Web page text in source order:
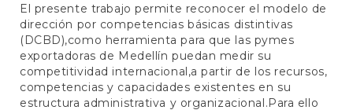
El presente trabajo permite reconocer el modelo de
dirección por competencias básicas distintivas
(DCBD),como herramienta para que las pymes
exportadoras de Medellín puedan medir su
competitividad internacional,a partir de los recursos,
competencias y capacidades existentes en su
estructura administrativa y organizacional.Para ello